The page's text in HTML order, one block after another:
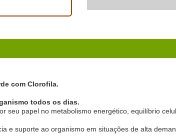
com Clorofila.
todos os dias.
seu papel no metabolismo energético, equilíbrio
e suporte ao organismo em situações de alta